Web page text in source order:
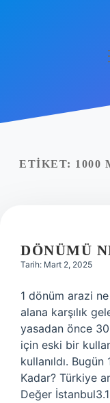
Yasal Uyarı
ETIKET: 1000
DÖNÜMÜ
Tarih: Mart 2, 2025
1 dönüm arazi
alana karşılık
yasadan önce
için eski bir
kullanıldı.
Kadar? Türkiye
Değer